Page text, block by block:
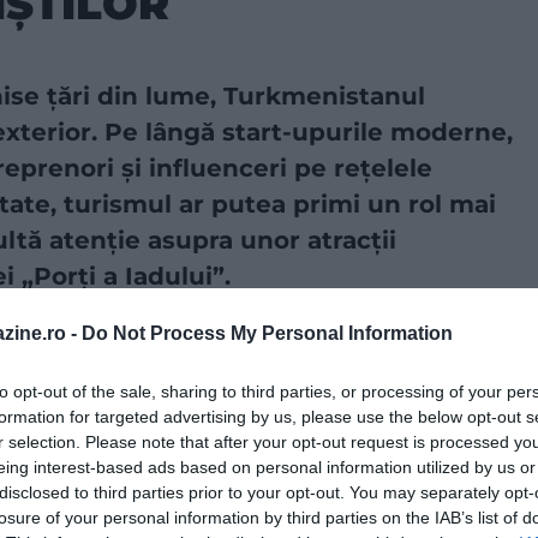
- Do Not Process My Personal Information
opt-out of the sale, sharing to third parties, or processing of your
for targeted advertising by us, please use the below opt-out
selection. Please note that after your opt-out request is processed
interest-based ads based on personal information utilized by us
to third parties prior to your opt-out. You may separately
of your personal information by third parties on the IAB’s list of
țări din lume, Turkmenistanul
Pe lângă start-upurile moderne,
și influenceri pe rețelele
turismul ar putea primi un rol mai
atenție asupra unor atracții
„Porți a Iadului”.
preferată în Căutarea Google!
cele mai izolate și mai misterioase din lume, un
Azat Seyitmuhammedov, în vârstă de 38 de
fondată în urmă cu aproape un deceniu.
Berlin sau în San Francisco,în statul din Asia